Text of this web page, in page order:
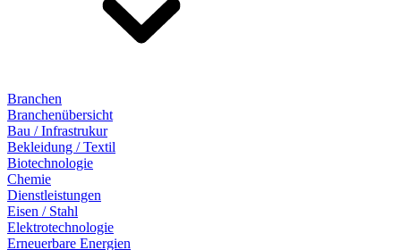
Branchen
Branchenübersicht
Bau / Infrastrukur
Bekleidung / Textil
Biotechnologie
Chemie
Dienstleistungen
Eisen / Stahl
Elektrotechnologie
Erneuerbare Energien